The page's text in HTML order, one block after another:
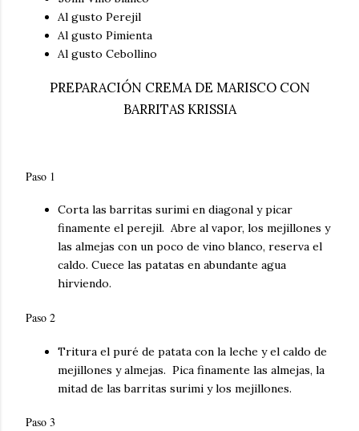
Al gusto Perejil
Al gusto Pimienta
Al gusto Cebollino
PREPARACIÓN CREMA DE MARISCO CON
BARRITAS KRISSIA
Paso 1
Corta las barritas surimi en diagonal y picar
finamente el perejil. Abre al vapor, los mejillones y
las almejas con un poco de vino blanco, reserva el
caldo. Cuece las patatas en abundante agua
hirviendo.
Paso 2
Tritura el puré de patata con la leche y el caldo de
mejillones y almejas. Pica finamente las almejas, la
mitad de las barritas surimi y los mejillones.
Paso 3